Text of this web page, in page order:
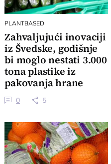
PLANTBASED
Zahvaljujući inovaciji
iz Švedske, godišnje
bi moglo nestati 3.000
tona plastike iz
pakovanja hrane
0 5